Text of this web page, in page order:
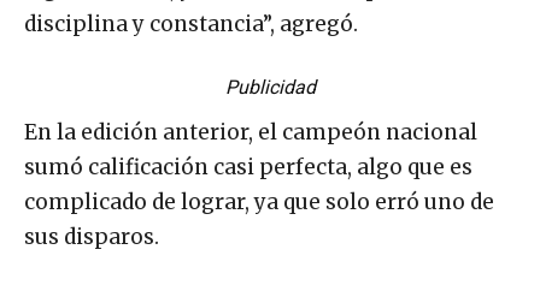
disciplina y constancia”, agregó.
Publicidad
En la edición anterior, el campeón nacional
sumó calificación casi perfecta, algo que es
complicado de lograr, ya que solo erró uno de
sus disparos.